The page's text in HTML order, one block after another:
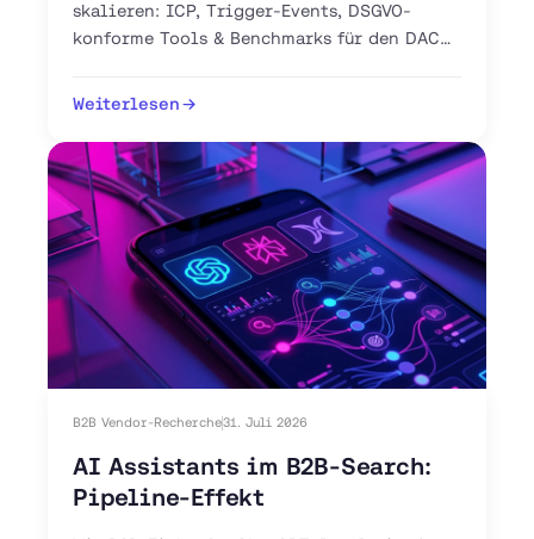
skalieren: ICP, Trigger-Events, DSGVO-
konforme Tools & Benchmarks für den DACH-
Weiterlesen
B2B Vendor-Recherche31. Juli 2026
AI Assistants im B2B-Search:
Pipeline-Effekt